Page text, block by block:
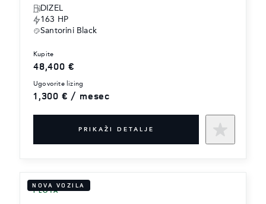
DIZEL
163 HP
Santorini Black
kupite
48,400 €
ugovorite lizing
1,300 € / mesec
PRIKAŽI DETALJE
NOVA VOZILA
FLOTA